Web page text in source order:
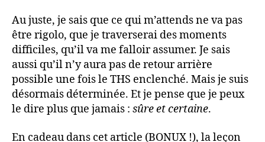
Au juste, je sais que ce qui m’attends ne va pas
être rigolo, que je traverserai des moments
difficiles, qu’il va me falloir assumer. Je sais
aussi qu’il n’y aura pas de retour arrière
possible une fois le THS enclenché. Mais je suis
désormais déterminée. Et je pense que je peux
le dire plus que jamais : sûre et certaine.
En cadeau dans cet article (BONUX !), la leçon